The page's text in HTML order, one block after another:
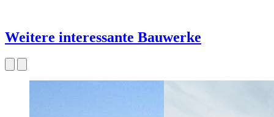
Weitere interessante Bauwerke